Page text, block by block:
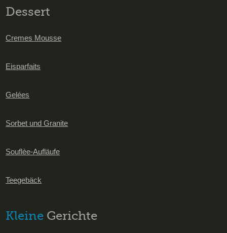
Dessert
Cremes Mousse
Eisparfaits
Gelées
Sorbet und Granite
Souflèe-Aufläufe
Teegebäck
Kleine Gerichte